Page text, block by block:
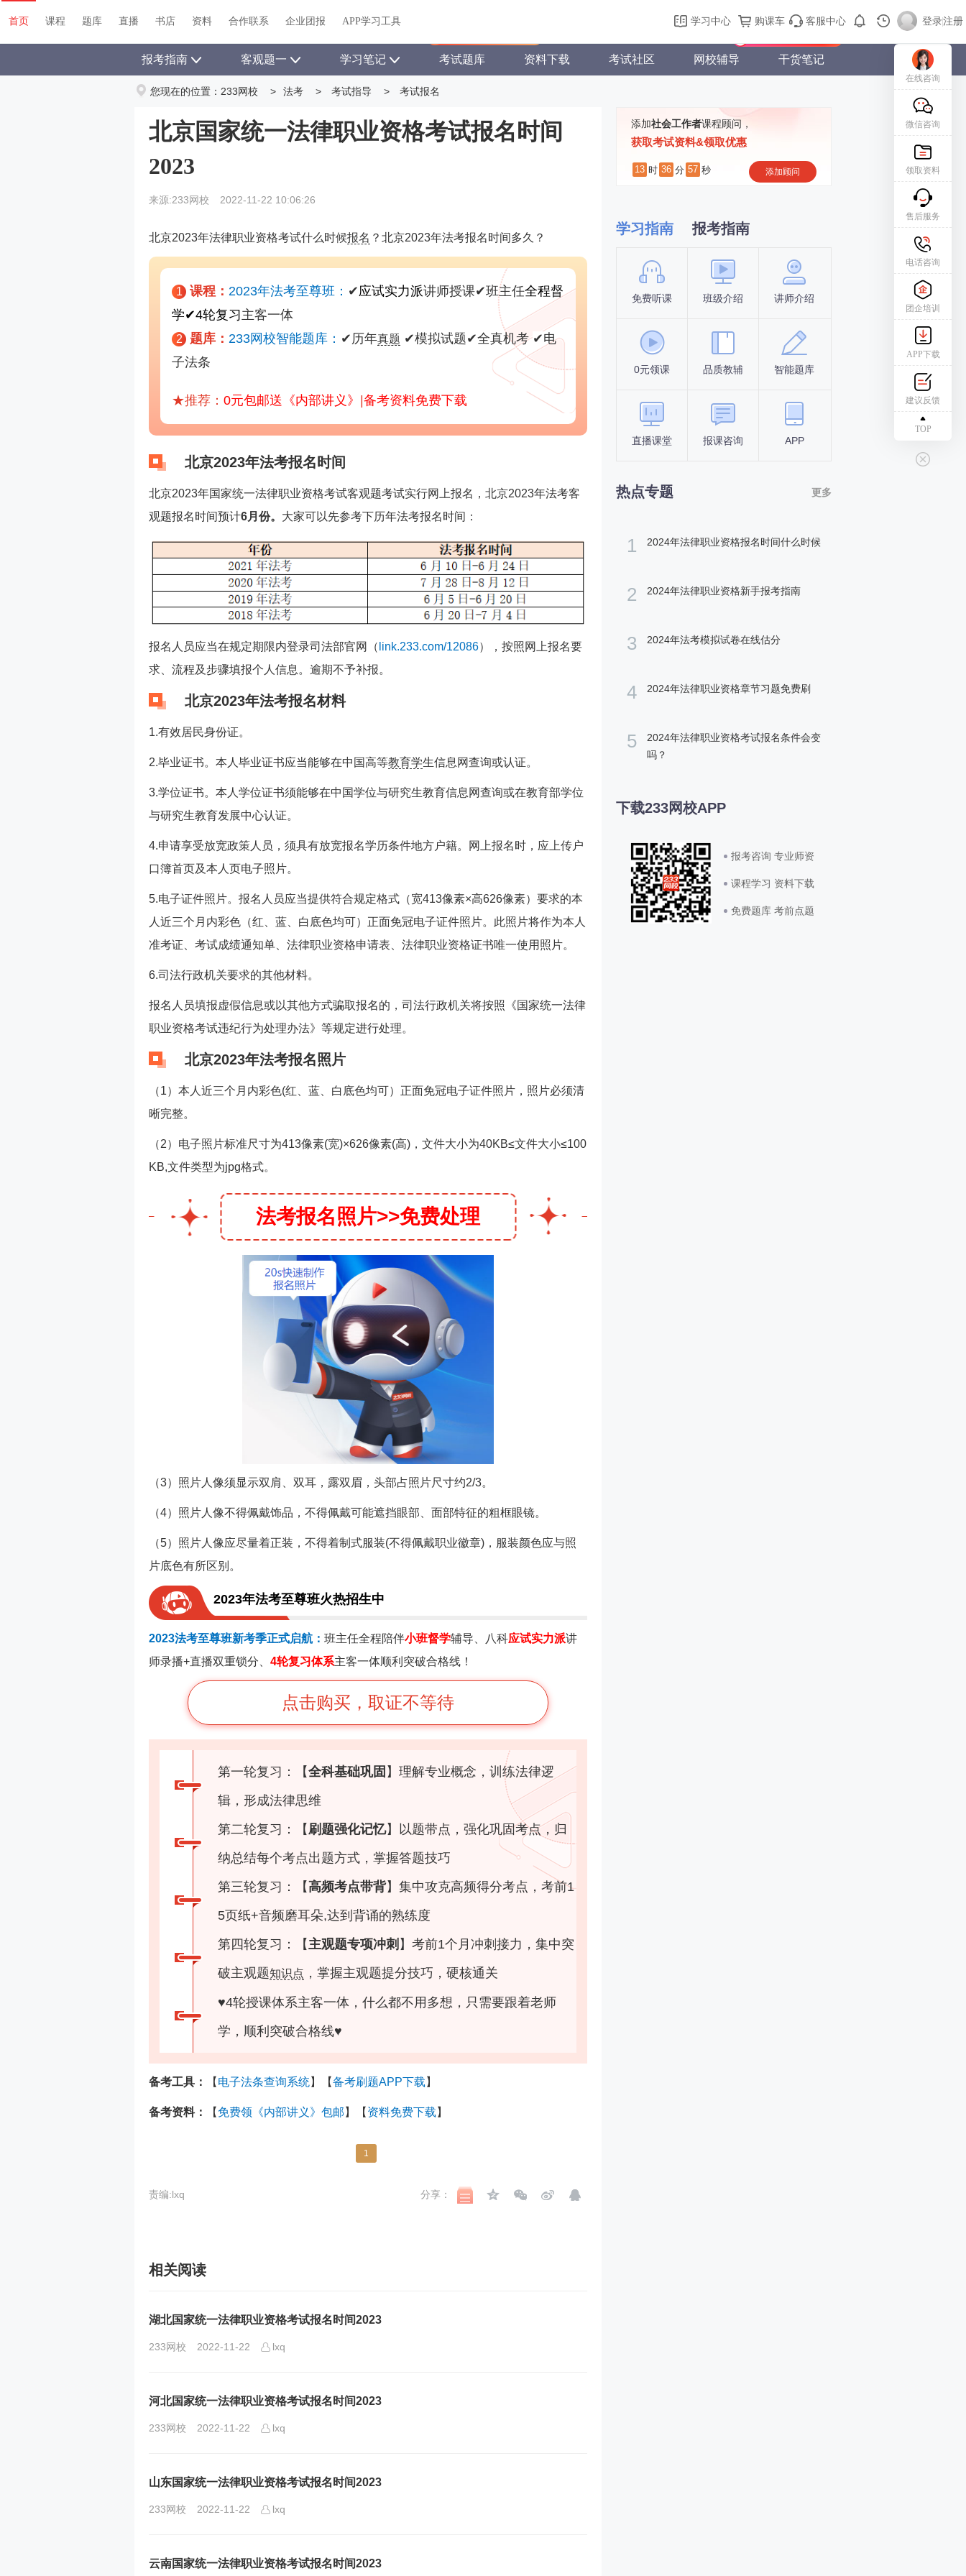
首页 课程 题库 直播 书店 资料 关于我们 帮助中心 购课车 登录/注册
首页 课程 题库 直播 书店 资料 合作联系 企业团报 APP学习工具 学习中心 购课车 客服中心 登录|注册
报考指南 客观题一 学习笔记 考试题库 资料下载 考试社区 网校辅导 干货笔记
您现在的位置： 233网校 > 法考 > 考试指导 > 考试报名
北京国家统一法律职业资格考试报名时间
2023
来源:233网校 2022-11-22 10:06:26
北京2023年法律职业资格考试什么时候报名 ？北京2023年法考报名时间多久？
1 课程： 2023年法考至尊班： ✔应试实力派讲师授课✔班主任全程督
学✔4轮复习 主客一体
2 题库： 233网校智能题库： ✔ 历年真题 ✔模拟试题✔全真机考✔电
子法条
★推荐： 0元包邮送《内部讲义》 备考资料免费下载
北京2023年法考报名时间
北京2023年国家统一法律职业资格考试客观题考试实行网上报名，北京2023年法考客
观题报名时间预计6月份。 大家可以先参考下历年法考报名时间：
报名人员应当在规定期限内登录司法部官网（ link.233.com/12086），按照网上报名要
求、流程及步骤填报个人信息。逾期不予补报。
北京2023年法考报名材料
1.有效居民身份证。
2.毕业证书。本人毕业证书应当能够在中国高等教育学生信息网查询或认证。
3.学位证书。本人学位证书须能够在中国学位与研究生教育信息网查询或在教育部学位
与研究生教育发展中心认证。
4.申请享受放宽政策人员，须具有放宽报名学历条件地方户籍。网上报名时，应上传户
口簿首页及本人页电子照片。
5.电子证件照片。报名人员应当提供符合规定格式（宽413像素×高626像素）要求的本
人近三个月内彩色（红、蓝、白底色均可）正面免冠电子证件照片。此照片将作为本人
准考证、考试成绩通知单、法律职业资格申请表、法律职业资格证书唯一使用照片。
6.司法行政机关要求的其他材料。
报名人员填报虚假信息或以其他方式骗取报名的，司法行政机关将按照《国家统一法律
职业资格考试违纪行为处理办法》等规定进行处理。
北京2023年法考报名照片
（1）本人近三个月内彩色(红、蓝、白底色均可）正面免冠电子证件照片，照片必须清
晰完整。
（2）电子照片标准尺寸为413像素(宽)×626像素(高)，文件大小为40KB≤文件大小≤100
KB,文件类型为jpg格式。
法考报名照片>>免费处理
（3）照片人像须显示双肩、双耳，露双眉，头部占照片尺寸约2/3。
（4）照片人像不得佩戴饰品，不得佩戴可能遮挡眼部、面部特征的粗框眼镜。
（5）照片人像应尽量着正装，不得着制式服装(不得佩戴职业徽章)，服装颜色应与照
片底色有所区别。
2023年法考至尊班火热招生中
2023法考至尊班新考季正式启航： 班主任全程陪伴小班督学辅导、八科应试实力派讲
师录播+直播双重锁分、 4轮复习体系主客一体顺利突破合格线！
点击购买，取证不等待
第一轮复习：【全科基础巩固 】 理解专业概念，训练法律逻
辑，形成法律思维
第二轮复习：【 刷题强化记忆】
以题带点，强化巩固考点，归
纳总结每个考点出题方式，掌握答题技巧
第三轮复习：【高频考点带背】 集中攻克高频得分考点，考前1
5页纸+音频磨耳朵,达到背诵的熟练度
第四轮复习：【 主观题专项冲刺 】 考前1个月冲刺接力，集中突
破主观题知识点 ，掌握主观题提分技巧，硬核通关
♥4轮授课体系主客一体，什么都不用多想，只需要跟着老师
学，顺利突破合格线♥
备考工具： 【 电子法条查询系统】【备考刷题APP下载 】
备考资料： 【 免费领《内部讲义》包邮 】【 资料免费下载 】
1
责编:lxq 分享：
相关阅读
湖北国家统一法律职业资格考试报名时间2023
233网校 2022-11-22 lxq
河北国家统一法律职业资格考试报名时间2023
233网校 2022-11-22 lxq
山东国家统一法律职业资格考试报名时间2023
233网校 2022-11-22 lxq
云南国家统一法律职业资格考试报名时间2023
添加社会工作者课程顾问，
获取考试资料&领取优惠
13 时 36 分 57 秒 添加顾问
学习指南 报考指南
免费听课 班级介绍 讲师介绍
0元领课 品质教辅 智能题库
直播课堂 报课咨询 APP
报名时间
考试时间
热点专题 更多
1 2024年法律职业资格报名时间什么时候
2 2024年法律职业资格新手报考指南
3 2024年法考模拟试卷在线估分
4 2024年法律职业资格章节习题免费刷
5
2024年法律职业资格考试报名条件会变
吗？
下载233网校APP
报考咨询 专业师资
课程学习 资料下载
免费题库 考前点题
在线咨询
微信咨询
领取资料
售后服务
电话咨询
团企培训
APP下载
建议反馈
TOP